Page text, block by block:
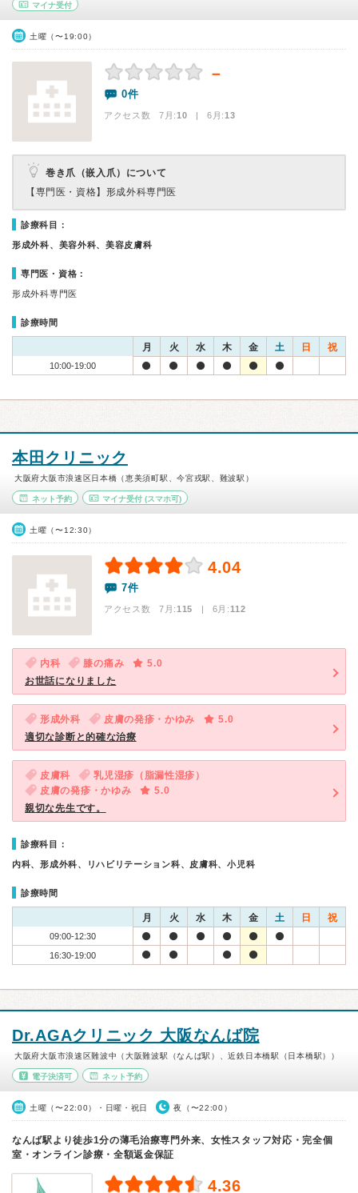
マイナ受付
土曜（〜19:00）
－
0件
アクセス数 7月:10 | 6月:13
巻き爪（嵌入爪）について
【専門医・資格】 形成外科専門医
診療科目：
形成外科、美容外科、美容皮膚科
専門医・資格：
形成外科専門医
診療時間
月 火 水 木 金 土 日 祝
10:00-19:00
本田クリニック
大阪府大阪市浪速区日本橋（恵美須町駅、今宮戎駅、難波駅）
ネット予約 マイナ受付(スマホ可)
土曜（〜12:30）
4.04
7件
アクセス数 7月:115 | 6月:112
内科 膝の痛み
5.0
お世話になりました
形成外科 皮膚の発疹・かゆみ
5.0
適切な診断と的確な治療
皮膚科
乳児湿疹（脂漏性湿疹）
皮膚の発疹・かゆみ
5.0
親切な先生です。
診療科目：
内科、形成外科、リハビリテーション科、皮膚科、小児科
診療時間
月 火 水 木 金 土 日 祝
09:00-12:30
16:30-19:00
Dr.AGAクリニック 大阪なんば院
大阪府大阪市浪速区難波中（大阪難波駅（なんば駅）、近鉄日本橋駅（日本橋駅））
電子決済可 ネット予約
土曜（〜22:00）・日曜・祝日 夜（〜22:00）
なんば駅より徒歩1分の薄毛治療専門外来、女性スタッフ対応・完全個
室・オンライン診療・全額返金保証
4.36